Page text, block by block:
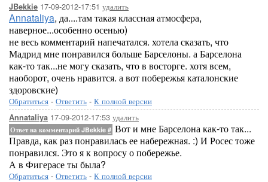
JBekkie 17-09-2012-17:51 удалить
Annataliya, да....там такая классная атмосфера,
наверное...особенно осенью)
не весь комментарий напечатался. хотела сказать, что
Мадрид мне понравился больше Барселоны. а Барселона
как-то так...не могу сказать, что в восторге. хотя всем,
наоборот, очень нравится. а вот побережья каталонские
здоровские)
Обратиться - Ответить - К полной версии
Annataliya 17-09-2012-17:53 удалить
Ответ на комментарий JBekkie # Вот и мне Барселона как-то так...
Правда, как раз понравилась ее набережная. :) И Росес тоже
понравился. Это я к вопросу о побережье.
А в Фигерасе ты была?
Обратиться - Ответить - К полной версии